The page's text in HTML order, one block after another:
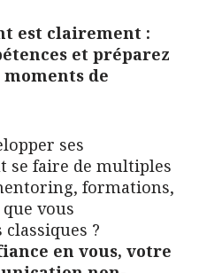
est clairement :
et préparez
de
ses
se faire de multiples
formations,
vous
?
en vous, votre